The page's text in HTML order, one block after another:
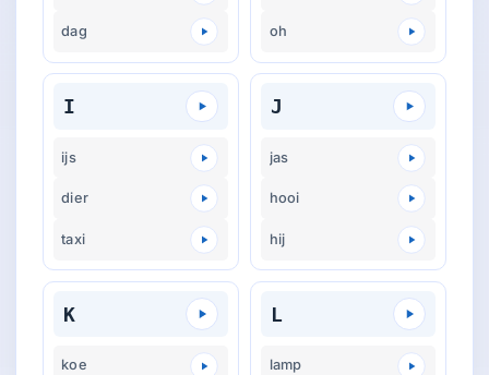
dag oh
I
ijs
dier
taxi
J
jas
hooi
hij
K
koe
L
lamp